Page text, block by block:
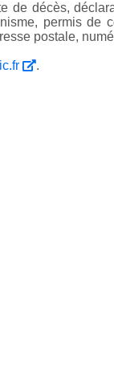
de décès,
permis de
postale,
.